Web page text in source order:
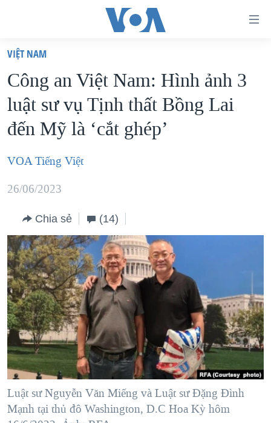
truy
cập
Tới
nội
chính
điều
hướng
chính
Đi
tới
"Tìm"
VIỆT NAM
HOA KỲ
BIỂN ĐÔNG
THẾ GIỚI
DIỄN ĐÀN
MỤC
TỰ DO BÁO CHÍ
VẠCH TRẦN TIN GIẢ
NGƯỜI VIỆT HẢI NGOẠI
ĐỜI SỐNG
KINH TẾ
KHOA HỌC
SỨC KHOẺ
VĂN HOÁ
THỂ THAO
CHUYÊN ĐỀ
CHIẾN TRANH THƯƠNG MẠI CỦA MỸ: QUÁ KHỨ VÀ HIỆN
TẠI
HÀNH TRÌNH BẦU CỬ 2024
MỘT NĂM CHIẾN TRANH TẠI DẢI GAZA
GIẢI MÃ VÀNH ĐAI & CON ĐƯỜNG
NGÀY TỊ NẠN THẾ GIỚI
GROUND ZERO – XƯA VÀ NAY
HỌC TIẾNG ANH
VIDEO
NGHE
MẠNG XÃ HỘI
Ngôn ngữ khác
VIỆT NAM
Công an Việt Nam: Hình ảnh 3
luật sư vụ Tịnh thất Bồng Lai
đến Mỹ là ‘cắt ghép’
VOA Tiếng Việt
26/06/2023
Chia sẻ (14)
Luật sư Nguyễn Văn Miếng và Luật sư Đặng Đình
Mạnh tại thủ đô Washington, D.C Hoa Kỳ hôm